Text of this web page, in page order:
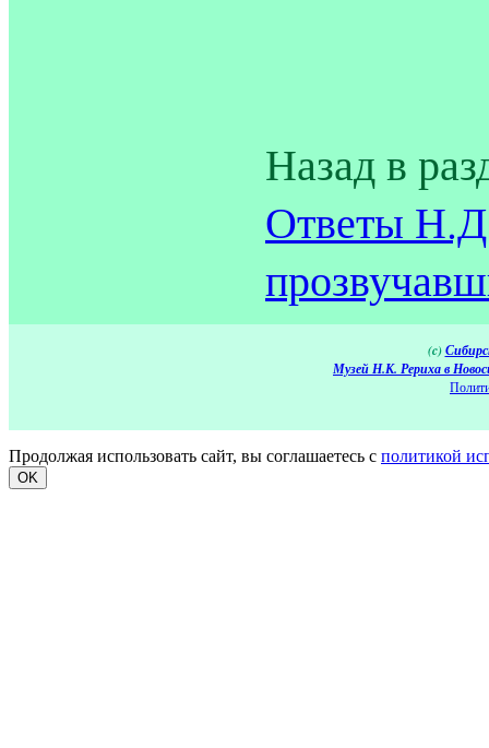
Назад в
Ответы
(c)
Музей Н.К. Рериха в
Продолжая использовать сайт, вы соглашаетесь с политикой
OK